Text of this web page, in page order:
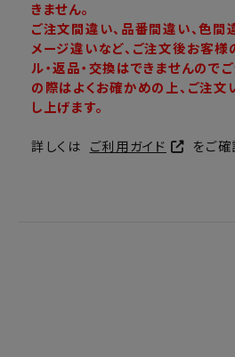
きません。
ご注文間違い、品番間違い、色間
メージ違いなど、ご注文後お客様
ル・返品・交換はできませんので
の際はよくお確かめの上、ご注文
し上げます。
詳しくは ご利用ガイド をご確